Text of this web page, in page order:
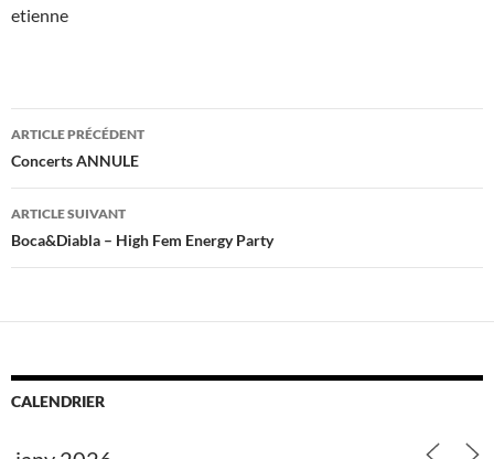
etienne
Navigation
des
articles
ARTICLE PRÉCÉDENT
Concerts ANNULE
ARTICLE SUIVANT
Boca&Diabla – High Fem Energy Party
CALENDRIER